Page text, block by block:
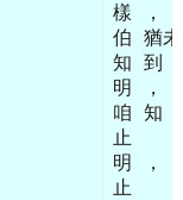
樣
，
伯
猶未
知
到
明
，
咱
知
止
明
，
止